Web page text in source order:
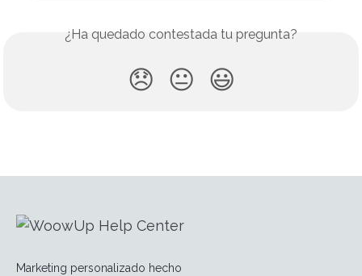
¿Ha quedado contestada tu pregunta?
😞 😐 😃
Marketing personalizado hecho